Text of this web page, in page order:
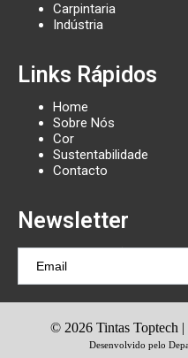
Carpintaria
Indústria
Links Rápidos
Home
Sobre Nós
Cor
Sustentabilidade
Contacto
Newsletter
Receba atualizações sobre
© 2026 Tintas Toptech
Desenvolvido pelo